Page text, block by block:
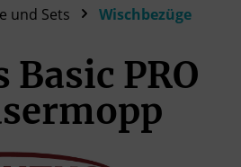
und Sets
Wischbezüge
PRO